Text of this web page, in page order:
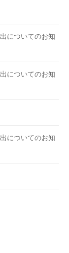
についてのお知
についてのお知
についてのお知